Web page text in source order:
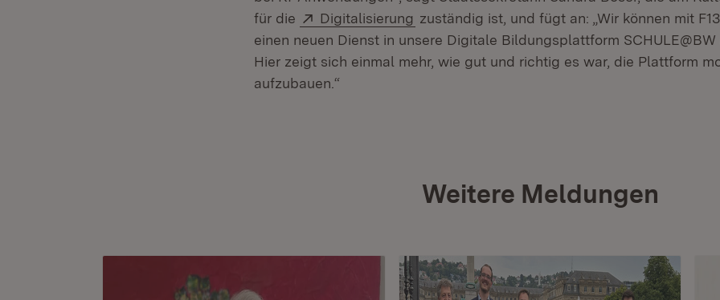
für die
Extern:
Digitalisierung (Öffnet in neuem Fenster)
zuständig ist, und fügt an: „Wir können mit
einen neuen Dienst in unsere Digitale Bildungsplattform SCHULE@BW
Hier zeigt sich einmal mehr, wie gut und richtig es war, die Plattform
aufzubauen.“
Weitere Meldungen